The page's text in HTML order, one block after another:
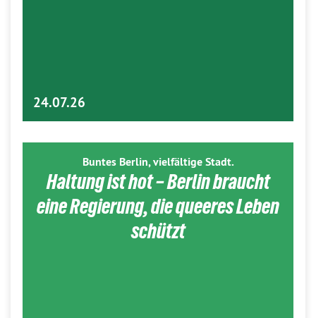
24.07.26
Buntes Berlin, vielfältige Stadt.
Haltung ist hot – Berlin braucht
eine Regierung, die queeres Leben
schützt